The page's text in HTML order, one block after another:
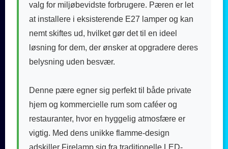
valg for miljøbevidste forbrugere. Pæren er let
at installere i eksisterende E27 lamper og kan
nemt skiftes ud, hvilket gør det til en ideel
løsning for dem, der ønsker at opgradere deres
belysning uden besvær.
Denne pære egner sig perfekt til både private
hjem og kommercielle rum som caféer og
restauranter, hvor en hyggelig atmosfære er
vigtig. Med dens unikke flamme-design